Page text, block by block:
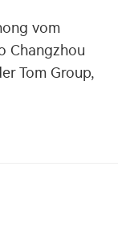
vom
Changzhou
Tom Group,